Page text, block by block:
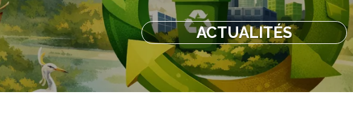
ACTUALITÉS